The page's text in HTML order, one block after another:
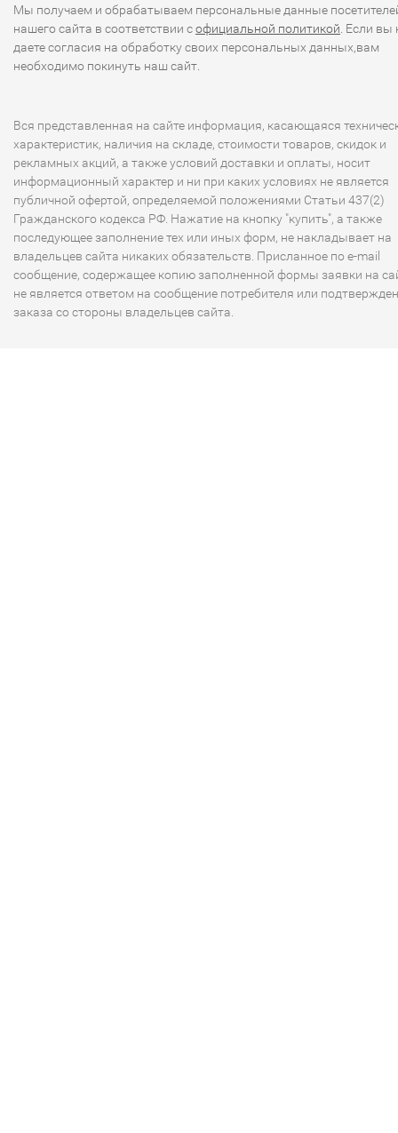
Мы получаем и обрабатываем персональные данные
нашего сайта в соответствии софициальной политикой . Если вы
даете согласия на обработку своих персональных данных,вам
необходимо покинуть наш сайт.
Вся представленная на сайте информация, касающаяся
характеристик, наличия на складе, стоимости товаров, скидок и
рекламных акций, а также условий доставки и оплаты, носит
информационный характер и ни при каких условиях не является
публичной офертой, определяемой положениями Статьи 437(2)
Гражданского кодекса РФ. Нажатие на кнопку "купить", а также
последующее заполнение тех или иных форм, не накладывает на
владельцев сайта никаких обязательств. Присланное по e-mail
сообщение, содержащее копию заполненной формы заявки на
не является ответом на сообщение потребителя или
заказа со стороны владельцев сайта.